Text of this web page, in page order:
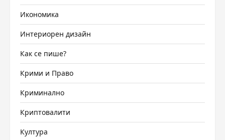
Икономика
Интериорен дизайн
Как се пише?
Крими и Право
Криминално
Криптовалити
Култура